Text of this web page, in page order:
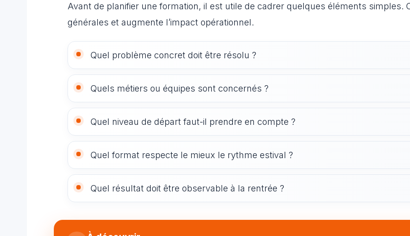
Avant de planifier une formation, il est utile de cadrer quelques éléments simples.
générales et augmente l’impact opérationnel.
Quel problème concret doit être résolu ?
Quels métiers ou équipes sont concernés ?
Quel niveau de départ faut-il prendre en compte ?
Quel format respecte le mieux le rythme estival ?
Quel résultat doit être observable à la rentrée ?